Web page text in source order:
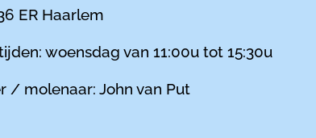
Haarlem
woensdag van 11:00u tot 15:30u
/ molenaar: John van Put